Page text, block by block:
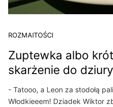
ROZMAITOŚCI
Zuptewka albo
skarżenie do
- Tatooo, a Leon za stodołą
Włodkieeem! Dziadek Wiktor